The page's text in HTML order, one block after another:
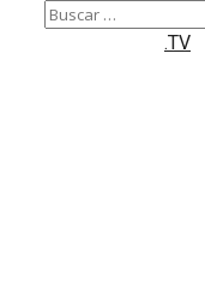
Buscar:
.TV
Regalos útiles
tus finanzas
Regalos